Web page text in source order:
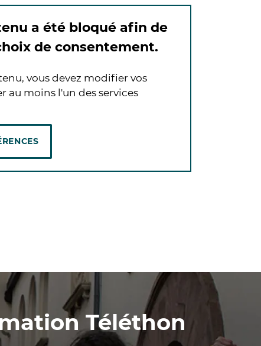
a été bloqué afin de
de consentement.
vous devez modifier vos
au moins l'un des services
Téléthon